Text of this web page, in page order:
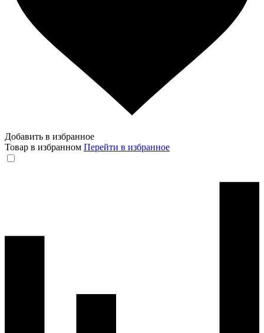
Добавить в избранное
Товар в избранном Перейти в избранное